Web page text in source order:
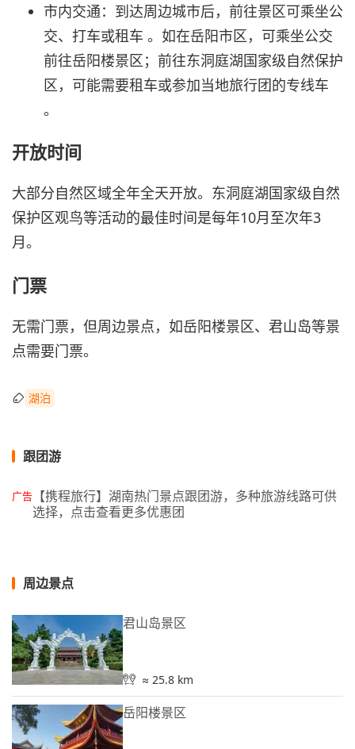
市内交通：到达周边城市后，前往景区可乘坐公
交、打车或租车 。如在岳阳市区，可乘坐公交
前往岳阳楼景区；前往东洞庭湖国家级自然保护
区，可能需要租车或参加当地旅行团的专线车
。
开放时间
大部分自然区域全年全天开放。东洞庭湖国家级自然
保护区观鸟等活动的最佳时间是每年10月至次年3
月。
门票
无需门票，但周边景点，如岳阳楼景区、君山岛等景
点需要门票。
湖泊
跟团游
广告 【携程旅行】湖南热门景点跟团游，多种旅游线路可供
选择，点击查看更多优惠团
周边景点
君山岛景区
≈ 25.8 km
岳阳楼景区